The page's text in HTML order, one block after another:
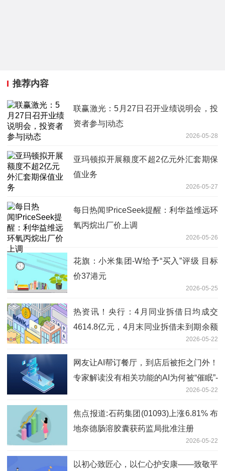
推荐内容
联赢激光：5月27日召开业绩说明会，投
资者参与|动态
2026-05-28
亚玛顿拟开展额度不超2亿元外汇套期保
值业务
2026-05-27
每日热闻!PriceSeek提醒：利华益维远环
氧丙烷出厂价上调
2026-05-26
花旗：小米集团-W给予“买入”评级 目标
价37港元
2026-05-25
热资讯！央行：4月同业拆借日均成交
4614.8亿元，4月末同业拆借未到期余额
2026-05-22
网友让AI帮订餐厅，到店后被拒之门外！
专家解读没有相关功能的AI为何被“催眠”-
2026-05-22
焦点报道:石药集团(01093)上涨6.81% 布
地奈德肠溶胶囊获药监局批准注册
2026-05-22
以初心致匠心，以仁心护安康——致敬平